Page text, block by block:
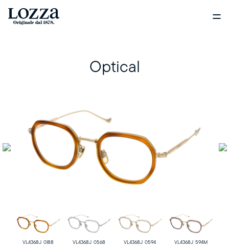
Optical
VL4368J 0I88 VL4368J 0568 VL4368J 0594 VL4368J 594M